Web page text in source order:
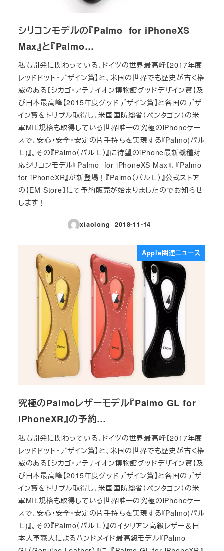
シリコンモデルの『Palmo for iPhoneXS
Max』と『Palmo…
私も開発に関わっている、ドイツの世界最高峰【2017年度
レッドドット・デザイン賞】と、米国の世界でも歴史が古く権
威のある【シカゴ・アテナイオン博物館グッドデザイン賞】及
び日本最高峰【2015年度グッドデザイン賞】と各国のデザ
イン賞をトリプル取得し、米国国防総省（ペンタゴン）の米
軍MIL規格も取得している世界唯一の究極のiPhoneケー
スで、安心・安全・安定の片手持ちを実現する『Palmo(パル
モ)』。その『Palmo（パルモ）』に待望のiPhone最新機種対
応シリコンモデル『Palmo for iPhoneXS Max』、『Palmo
for iPhoneXR』が新登場！『Palmo（パルモ）』公式ストア
の【EM Store】にて予約販売が始まりましたのでお知らせ
します！
xiaolong
投稿日
2018-11-14
Apple関連ニュース
究極のPalmoレザーモデル『Palmo GL for
iPhoneXR』の予約…
私も開発に関わっている、ドイツの世界最高峰【2017年度
レッドドット・デザイン賞】と、米国の世界でも歴史が古く権
威のある【シカゴ・アテナイオン博物館グッドデザイン賞】及
び日本最高峰【2015年度グッドデザイン賞】と各国のデザ
イン賞をトリプル取得し、米国国防総省（ペンタゴン）の米
軍MIL規格も取得している世界唯一の究極のiPhoneケー
スで、安心・安全・安定の片手持ちを実現する『Palmo(パル
モ)』。その『Palmo（パルモ）』のイタリアン高級レザー＆日
本人革職人によるハンドメイド最高級モデル『Palmo